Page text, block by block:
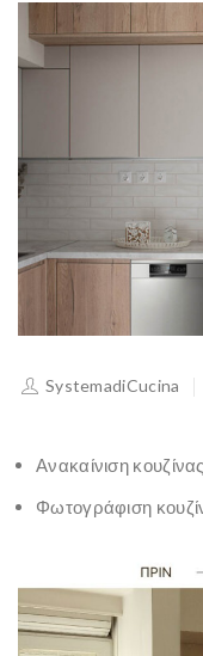
SystemadiCucina
Ανακαίνιση
Φωτογράφιση